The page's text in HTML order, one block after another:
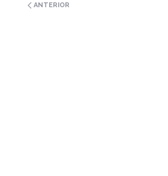
ANTERIOR